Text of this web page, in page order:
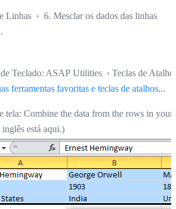
Linhas › 6. Mesclar os dados das linhas
Teclado: ASAP Utilities › Teclas de Atalho
ferramentas favoritas e teclas de atalhos...
tela: Combine the data from the rows in your
está aqui.)